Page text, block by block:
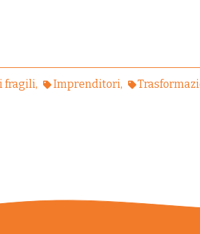
fragili Imprenditori